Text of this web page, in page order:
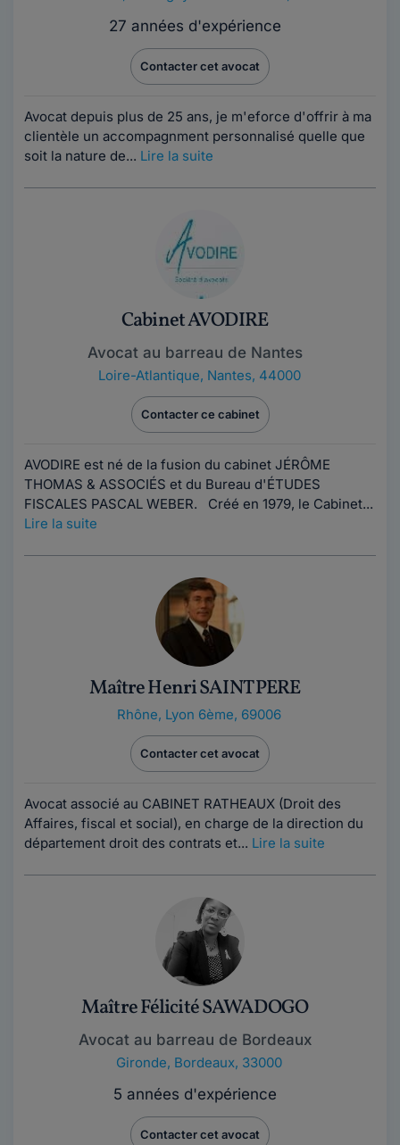
27 années d'expérience
Contacter cet avocat
Avocat depuis plus de 25 ans, je m'eforce d'offrir à ma
clientèle un accompagnment personnalisé quelle que
soit la nature de... Lire la suite
Cabinet AVODIRE
Avocat au barreau de Nantes
Loire-Atlantique, Nantes, 44000
Contacter ce cabinet
AVODIRE est né de la fusion du cabinet JÉRÔME
THOMAS & ASSOCIÉS et du Bureau d'ÉTUDES
FISCALES PASCAL WEBER. Créé en 1979, le Cabinet...
Lire la suite
Maître Henri SAINT PERE
Rhône, Lyon 6ème, 69006
Contacter cet avocat
Avocat associé au CABINET RATHEAUX (Droit des
Affaires, fiscal et social), en charge de la direction du
département droit des contrats et... Lire la suite
Maître Félicité SAWADOGO
Avocat au barreau de Bordeaux
Gironde, Bordeaux, 33000
5 années d'expérience
Contacter cet avocat